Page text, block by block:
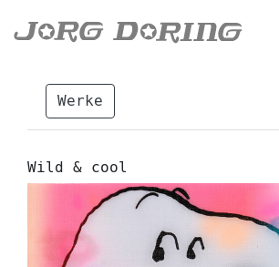
Werke
Wild & cool